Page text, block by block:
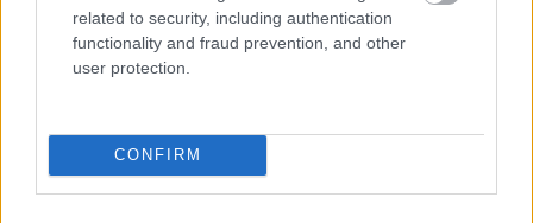
related to security, including authentication
functionality and fraud prevention, and other
user protection.
CONFIRM